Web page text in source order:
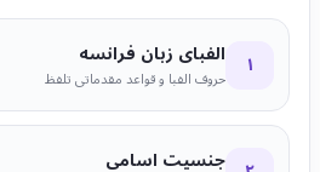
۱ الفبای زبان فرانسه
حروف الفبا و قواعد مقدماتی تلفظ
جنسیت اسامی